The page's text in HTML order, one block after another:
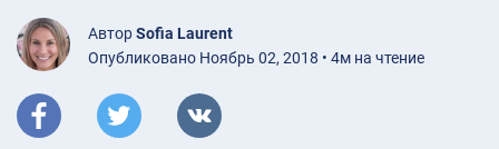
АвторSofia Laurent
Опубликовано Ноябрь 02, 2018 • 4м на чтение